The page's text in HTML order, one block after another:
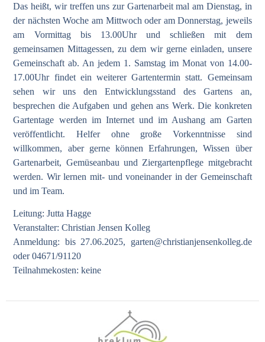
Das heißt, wir treffen uns zur Gartenarbeit mal am Dienstag, in
der nächsten Woche am Mittwoch oder am Donnerstag, jeweils
am Vormittag bis 13.00Uhr und schließen mit dem
gemeinsamen Mittagessen, zu dem wir gerne einladen, unsere
Gemeinschaft ab. An jedem 1. Samstag im Monat von 14.00-
17.00Uhr findet ein weiterer Gartentermin statt. Gemeinsam
sehen wir uns den Entwicklungsstand des Gartens an,
besprechen die Aufgaben und gehen ans Werk. Die konkreten
Gartentage werden im Internet und im Aushang am Garten
veröffentlicht. Helfer ohne große Vorkenntnisse sind
willkommen, aber gerne können Erfahrungen, Wissen über
Gartenarbeit, Gemüseanbau und Ziergartenpflege mitgebracht
werden. Wir lernen mit- und voneinander in der Gemeinschaft
und im Team.
Leitung: Jutta Hagge
Veranstalter: Christian Jensen Kolleg
Anmeldung: bis 27.06.2025, garten@christianjensenkolleg.de
oder 04671/91120
Teilnahmekosten: keine